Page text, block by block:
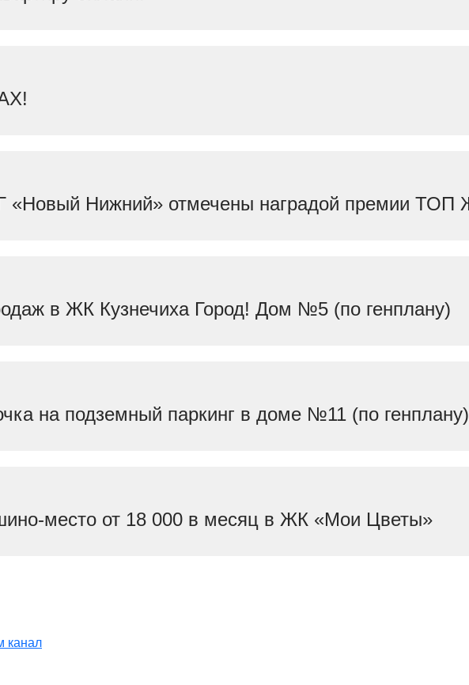
«Новый Нижний» отмечены наградой премии ТОП
в ЖК Кузнечиха Город! Дом №5 (по генплану)
на подземный паркинг в доме №11 (по
место от 18 000 в месяц в ЖК «Мои Цветы»